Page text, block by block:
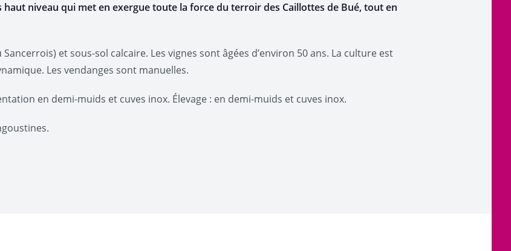
niveau qui met en exergue toute la force du terroir des Caillottes de Bué, tout en
et sous-sol calcaire. Les vignes sont âgées d’environ 50 ans. La culture est
Les vendanges sont manuelles.
en demi-muids et cuves inox. Élevage : en demi-muids et cuves inox.